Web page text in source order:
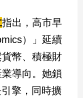
指出，高市早
）」延續
幣、積極財
導向。她鎖
擎，同時擴